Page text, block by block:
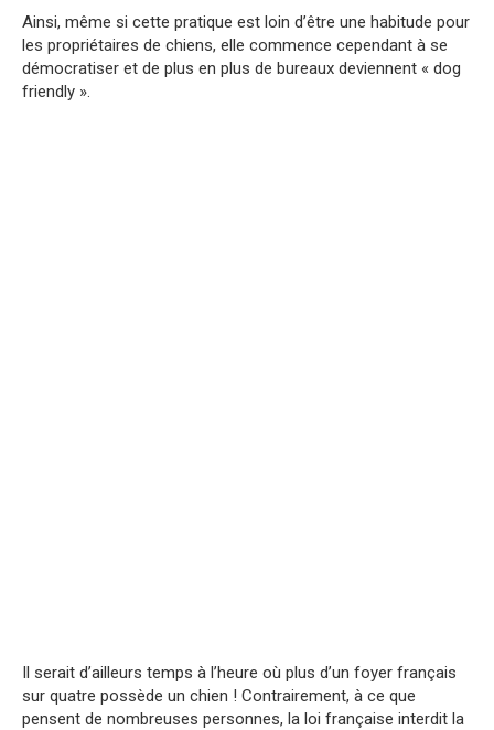
Ainsi, même si cette pratique est loin d’être une habitude pour
les propriétaires de chiens, elle commence cependant à se
démocratiser et de plus en plus de bureaux deviennent « dog
friendly ».
Il serait d’ailleurs temps à l’heure où plus d’un foyer français
sur quatre possède un chien ! Contrairement, à ce que
pensent de nombreuses personnes, la loi française interdit la